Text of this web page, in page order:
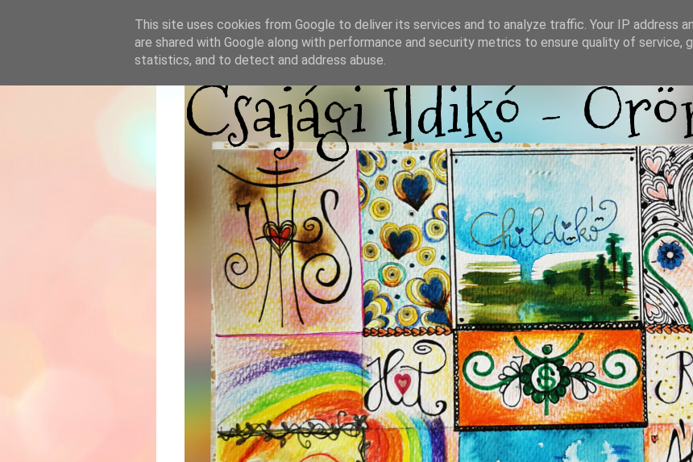
Csajági Ildikó -
This site uses cookies from Google to deliver its services and to analyze traffic. Your IP address
are shared with Google along with performance and security metrics to ensure quality of service,
statistics, and to detect and address abuse.